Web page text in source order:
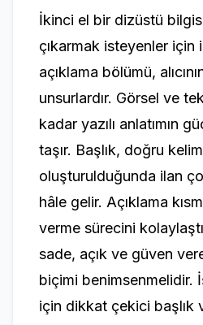
İkinci el bir dizüstü
çıkarmak isteyenler için
açıklama bölümü,
unsurlardır. Görsel ve
kadar yazılı anlatımın
taşır. Başlık, doğru
oluşturulduğunda ilan
hâle gelir. Açıklama
verme sürecini
sade, açık ve güven
biçimi benimsenmelidir.
için dikkat çekici başlık